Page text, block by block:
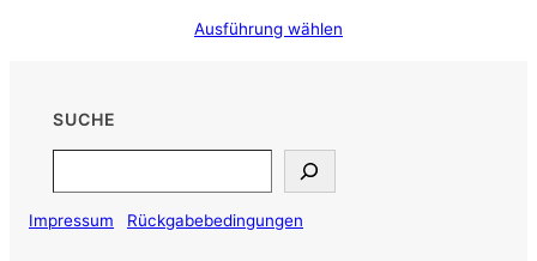
Ausführung wählen
SUCHE
Impressum Rückgabebedingungen